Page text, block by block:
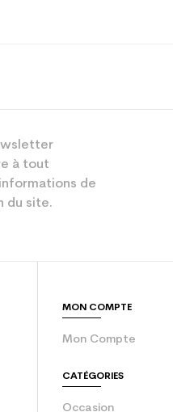
à tout
de
du site.
MON COMPTE
Mon Compte
CATÉGORIES
Occasion